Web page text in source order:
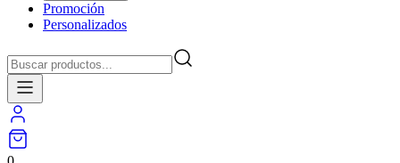
Promoción
Personalizados